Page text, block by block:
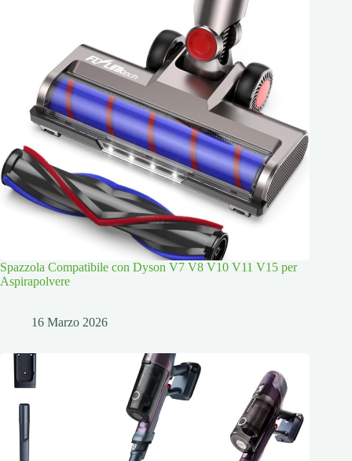
Spazzola Compatibile con Dyson V7 V8 V10 V11 V15 per
Aspirapolvere
16 Marzo 2026